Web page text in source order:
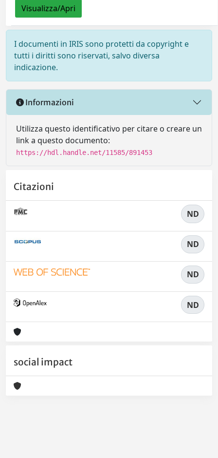
Visualizza/Apri
I documenti in IRIS sono protetti da copyright e
tutti i diritti sono riservati, salvo diversa
indicazione.
Informazioni
Utilizza questo identificativo per citare o creare un
link a questo documento:
https://hdl.handle.net/11585/891453
Citazioni
ND
ND
ND
ND
social impact